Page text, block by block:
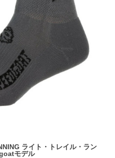
ライト・トレイル・ラン
モデル